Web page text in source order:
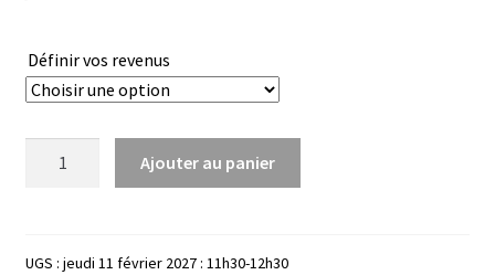
Définir vos revenus
en
Ajouter au panier
UGS : jeudi 11 février 2027 : 11h30-12h30